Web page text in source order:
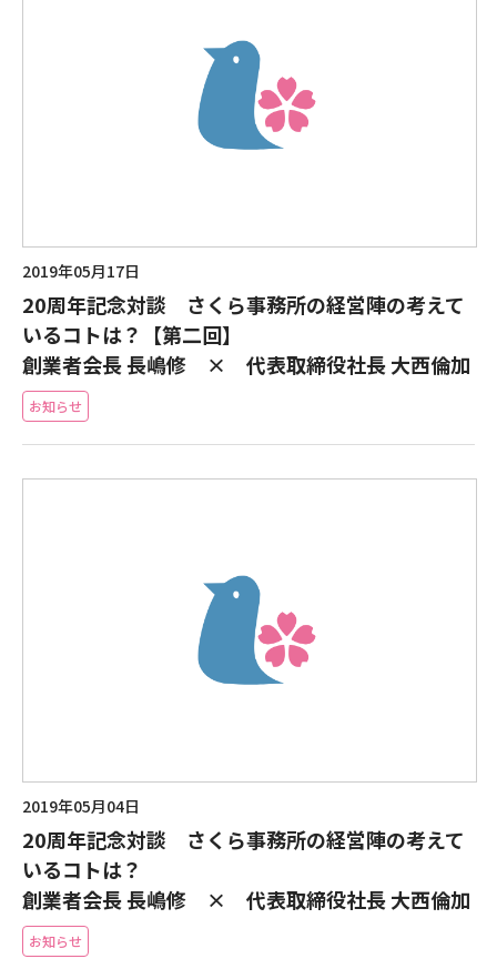
2019年05月17日
20周年記念対談 さくら事務所の経営陣の考えて
いるコトは？【第二回】
創業者会長 長嶋修 × 代表取締役社長 大西倫加
お知らせ
2019年05月04日
20周年記念対談 さくら事務所の経営陣の考えて
いるコトは？
創業者会長 長嶋修 × 代表取締役社長 大西倫加
お知らせ